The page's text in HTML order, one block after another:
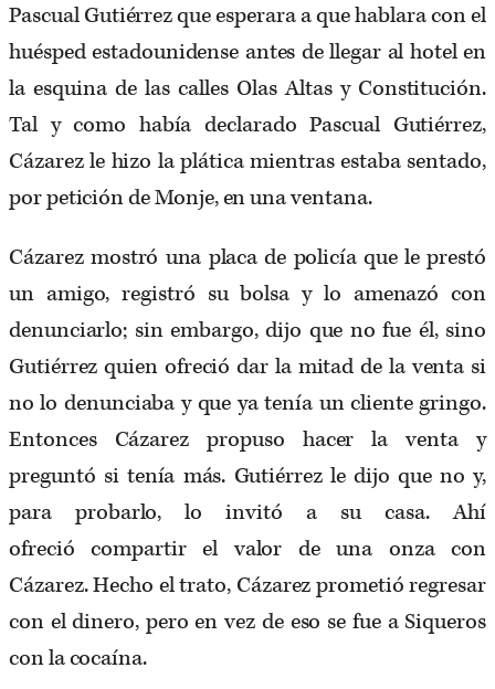
Pascual Gutiérrez que esperara a que hablara con el
huésped estadounidense antes de llegar al hotel en
la esquina de las calles Olas Altas y Constitución.
Tal y como había declarado Pascual Gutiérrez,
Cázarez le hizo la plática mientras estaba sentado,
por petición de Monje, en una ventana.
Cázarez mostró una placa de policía que le prestó
un amigo, registró su bolsa y lo amenazó con
denunciarlo; sin embargo, dijo que no fue él, sino
Gutiérrez quien ofreció dar la mitad de la venta si
no lo denunciaba y que ya tenía un cliente gringo.
Entonces Cázarez propuso hacer la venta y
preguntó si tenía más. Gutiérrez le dijo que no y,
para probarlo, lo invitó a su casa. Ahí
ofreció compartir el valor de una onza con
Cázarez. Hecho el trato, Cázarez prometió regresar
con el dinero, pero en vez de eso se fue a Siqueros
con la cocaína.